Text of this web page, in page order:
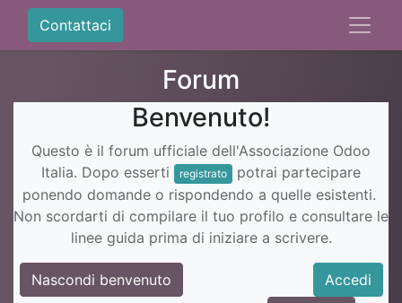
Contattaci
Forum
Benvenuto!
Questo è il forum ufficiale dell'Associazione Odoo
Italia. Dopo esserti
registrato
potrai partecipare
ponendo domande o rispondendo a quelle esistenti.
Non scordarti di compilare il tuo profilo e consultare le
linee guida prima di iniziare a scrivere.
Nascondi benvenuto
Accedi